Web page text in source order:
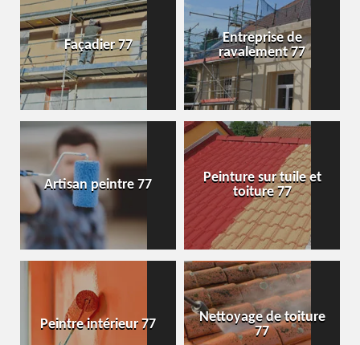
Façadier 77
Entreprise de
ravalement 77
Artisan peintre 77
Peinture sur tuile et
toiture 77
Peintre intérieur 77
Nettoyage de toiture
77